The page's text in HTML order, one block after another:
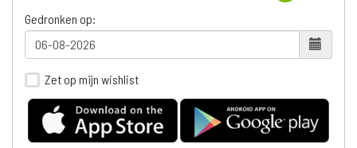
Gedronken op:
Zet op mijn wishlist